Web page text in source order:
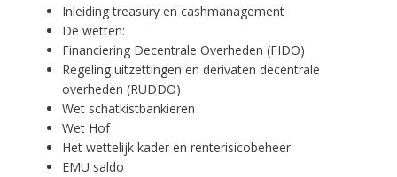
Inleiding treasury en cashmanagement
De wetten:
Financiering Decentrale Overheden (FIDO)
Regeling uitzettingen en derivaten decentrale
overheden (RUDDO)
Wet schatkistbankieren
Wet Hof
Het wettelijk kader en renterisicobeheer
EMU saldo